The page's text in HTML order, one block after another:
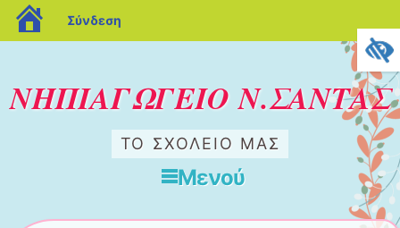
ΝΗΠΙΑΓΩΓΕΙΟ Ν.ΣΑΝΤΑΣ
ΤΟ ΣΧΟΛΕΊΟ ΜΑΣ
Μενού
blogs.sch.gr
Σύνδεση